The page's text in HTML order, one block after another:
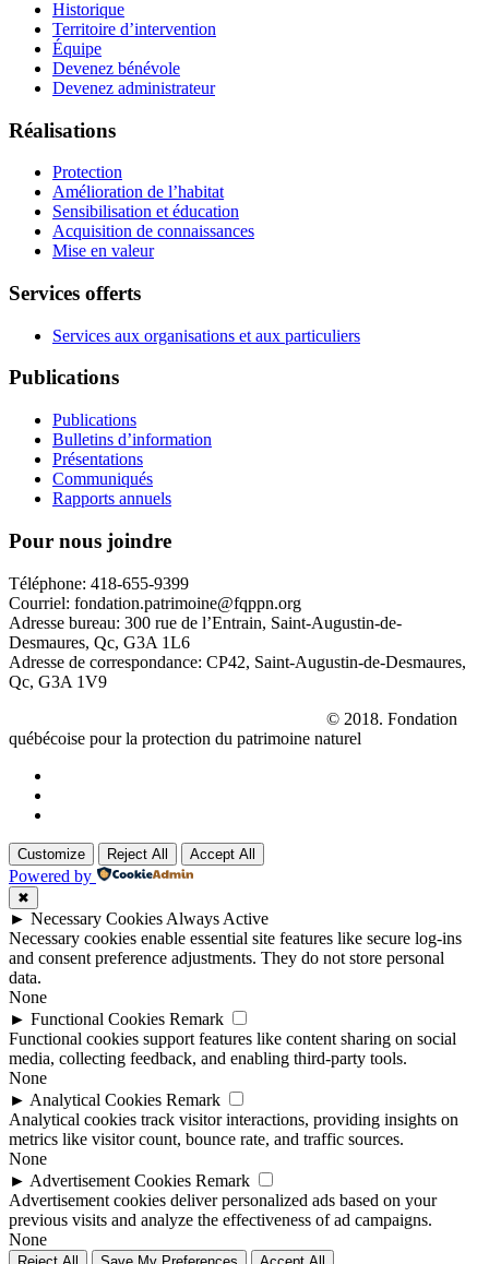
Historique
Territoire d’intervention
Équipe
Devenez bénévole
Devenez administrateur
Réalisations
Protection
Amélioration de l’habitat
Sensibilisation et éducation
Acquisition de connaissances
Mise en valeur
Services offerts
Services aux organisations et aux particuliers
Publications
Publications
Bulletins d’information
Présentations
Communiqués
Rapports annuels
Pour nous joindre
Téléphone: 418-655-9399
Courriel: fondation.patrimoine@fqppn.org
Adresse bureau: 300 rue de l’Entrain, Saint-Augustin-de-
Desmaures, Qc, G3A 1L6
Adresse de correspondance: CP42, Saint-Augustin-de-Desmaures,
Qc, G3A 1V9
© 2018. Fondation
québécoise pour la protection du patrimoine naturel
Customize Reject All Accept All
Powered by
✖
► Necessary Cookies Always Active
Necessary cookies enable essential site features like secure log-ins
and consent preference adjustments. They do not store personal
data.
None
► Functional Cookies Remark
Functional cookies support features like content sharing on social
media, collecting feedback, and enabling third-party tools.
None
► Analytical Cookies Remark
Analytical cookies track visitor interactions, providing insights on
metrics like visitor count, bounce rate, and traffic sources.
None
► Advertisement Cookies Remark
Advertisement cookies deliver personalized ads based on your
previous visits and analyze the effectiveness of ad campaigns.
None